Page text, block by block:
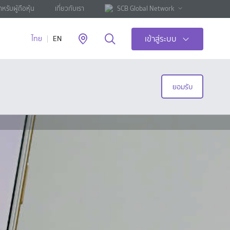
หรับผู้ถือหุ้น เกี่ยวกับเรา SCB Global Network
ไทย EN เข้าสู่ระบบ
ยอมรับ